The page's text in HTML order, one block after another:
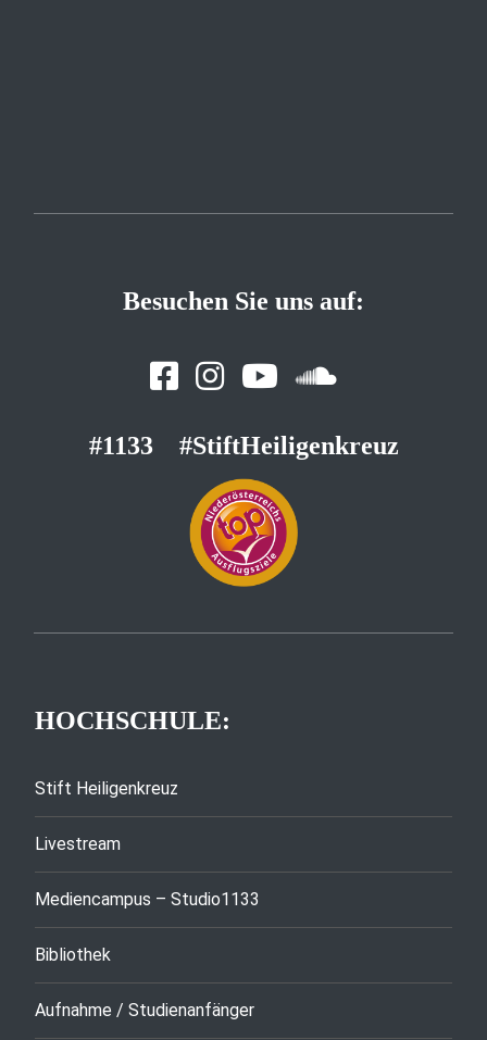
Besuchen Sie uns auf:
#1133 #StiftHeiligenkreuz
HOCHSCHULE:
Stift Heiligenkreuz
Livestream
Mediencampus – Studio1133
Bibliothek
Aufnahme / Studienanfänger